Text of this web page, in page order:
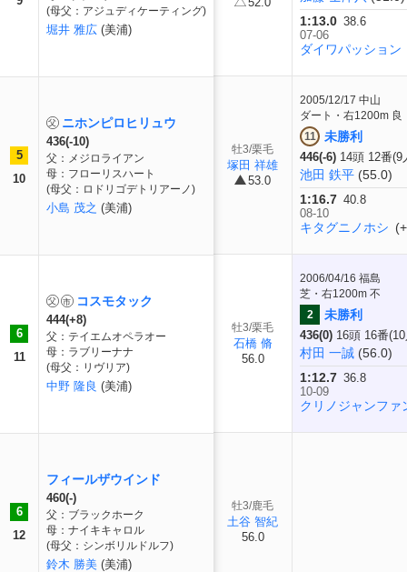
(母父：アジュディケーティング)
堀井 雅広 (美浦)
5
10
ニホンピロヒリュウ
436(-10)
父：メジロライアン
母：フローリスハート
(母父：ロドリゴデトリアーノ)
小島 茂之 (美浦)
6
11
コスモタック
444(+8)
父：テイエムオペラオー
母：ラブリーナナ
(母父：リヴリア)
中野 隆良 (美浦)
6
12
フィールザウインド
460(-)
父：ブラックホーク
母：ナイキキャロル
(母父：シンボリルドルフ)
鈴木 勝美 (美浦)
1:13.0 38.6
07-06
ダイワパッション
牡3/栗毛
塚田 祥雄
53.0
2005/12/17 中山
ダート・右1200m 良
11
未勝利
446(-6) 14頭 12番(9
池田 鉄平 (55.0)
1:16.7 40.8
08-10
キタグニノホシ
牡3/栗毛
石橋 脩
56.0
2006/04/16 福島
芝・右1200m 不
2
未勝利
436(0) 16頭 16番
村田 一誠 (56.0)
1:12.7 36.8
10-09
クリノジャンファ
牡3/鹿毛
土谷 智紀
56.0